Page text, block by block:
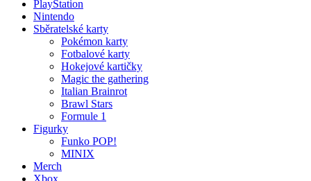
PlayStation
Nintendo
Sběratelské karty
Pokémon karty
Fotbalové karty
Hokejové kartičky
Magic the gathering
Italian Brainrot
Brawl Stars
Formule 1
Figurky
Funko POP!
MINIX
Merch